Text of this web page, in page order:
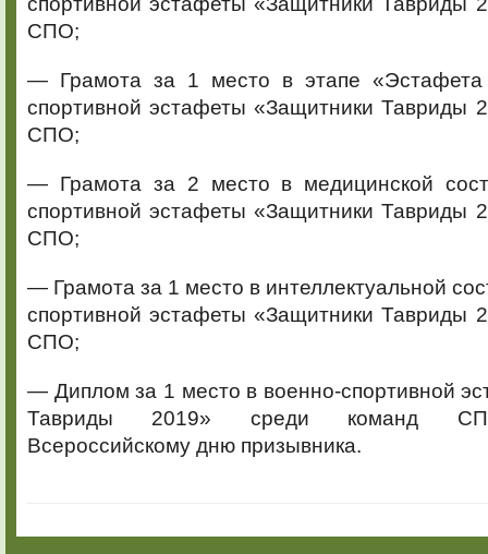
СПО;
— Грамота за 1 место в этапе
спортивной эстафеты «Защитники Тавриды
СПО;
— Грамота за 2 место в медицинской
спортивной эстафеты «Защитники Тавриды
СПО;
— Грамота за 1 место в интеллектуальной
спортивной эстафеты «Защитники Тавриды
СПО;
— Диплом за 1 место в военно-спортивной
Тавриды 2019» среди команд
Всероссийскому дню призывника.